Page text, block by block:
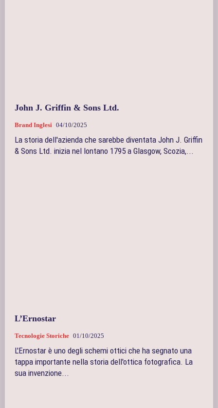
John J. Griffin & Sons Ltd.
Brand Inglesi 04/10/2025
La storia dell'azienda che sarebbe diventata John J. Griffin
& Sons Ltd. inizia nel lontano 1795 a Glasgow, Scozia,...
L’Ernostar
Tecnologie Storiche 01/10/2025
L'Ernostar è uno degli schemi ottici che ha segnato una
tappa importante nella storia dell'ottica fotografica. La
sua invenzione...